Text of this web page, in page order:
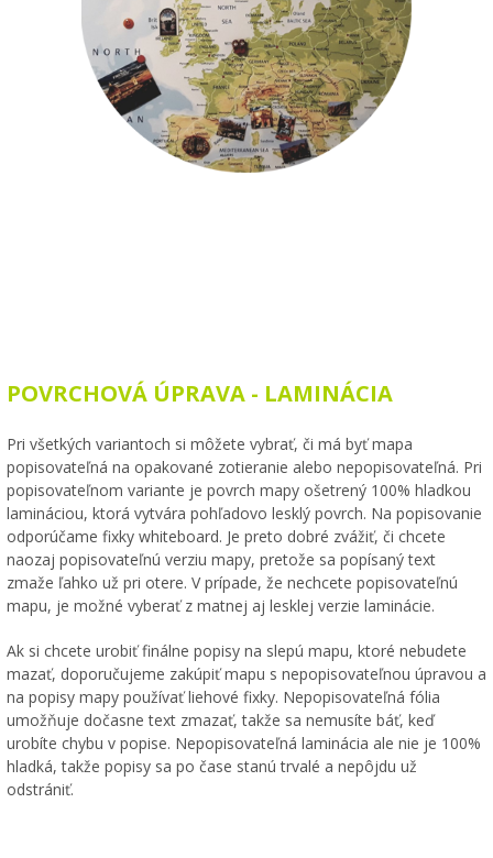
POVRCHOVÁ ÚPRAVA - LAMINÁCIA
Pri všetkých variantoch si môžete vybrať, či má byť mapa
popisovateľná na opakované zotieranie alebo nepopisovateľná. Pri
popisovateľnom variante je povrch mapy ošetrený 100% hladkou
lamináciou, ktorá vytvára pohľadovo lesklý povrch. Na popisovanie
odporúčame fixky whiteboard. Je preto dobré zvážiť, či chcete
naozaj popisovateľnú verziu mapy, pretože sa popísaný text
zmaže ľahko už pri otere. V prípade, že nechcete popisovateľnú
mapu, je možné vyberať z matnej aj lesklej verzie laminácie.
Ak si chcete urobiť finálne popisy na slepú mapu, ktoré nebudete
mazať, doporučujeme zakúpiť mapu s nepopisovateľnou úpravou a
na popisy mapy používať liehové fixky. Nepopisovateľná fólia
umožňuje dočasne text zmazať, takže sa nemusíte báť, keď
urobíte chybu v popise. Nepopisovateľná laminácia ale nie je 100%
hladká, takže popisy sa po čase stanú trvalé a nepôjdu už
odstrániť.